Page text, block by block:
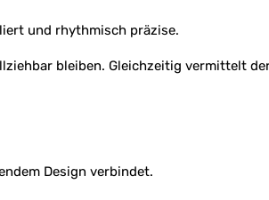
und rhythmisch präzise.
bleiben. Gleichzeitig vermittelt
Design verbindet.